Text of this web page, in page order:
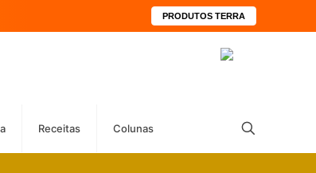
PRODUTOS TERRA
Receitas Colunas